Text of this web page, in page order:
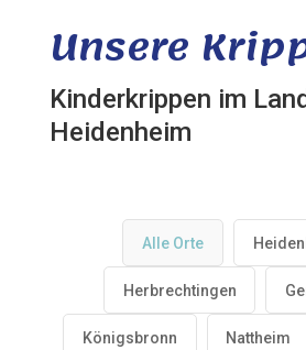
Unsere
Kinderkrippen im
Heidenheim
Alle Orte
Herbrechtingen
Königsbronn Nattheim